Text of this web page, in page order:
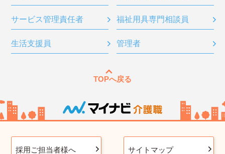
サービス管理責任者 福祉用具専門相談員
生活支援員 管理者
TOPへ戻る
採用ご担当者様へ サイトマップ